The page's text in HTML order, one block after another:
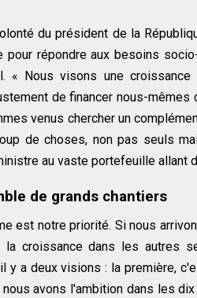
du président de la
pour répondre aux besoins
« Nous visons une
de financer nous-
venus chercher un
de choses, non pas seuls
au vaste portefeuille allant
de grands chantiers
est notre priorité. Si nous
la croissance dans les autres
y a deux visions : la première,
avons l'ambition dans les